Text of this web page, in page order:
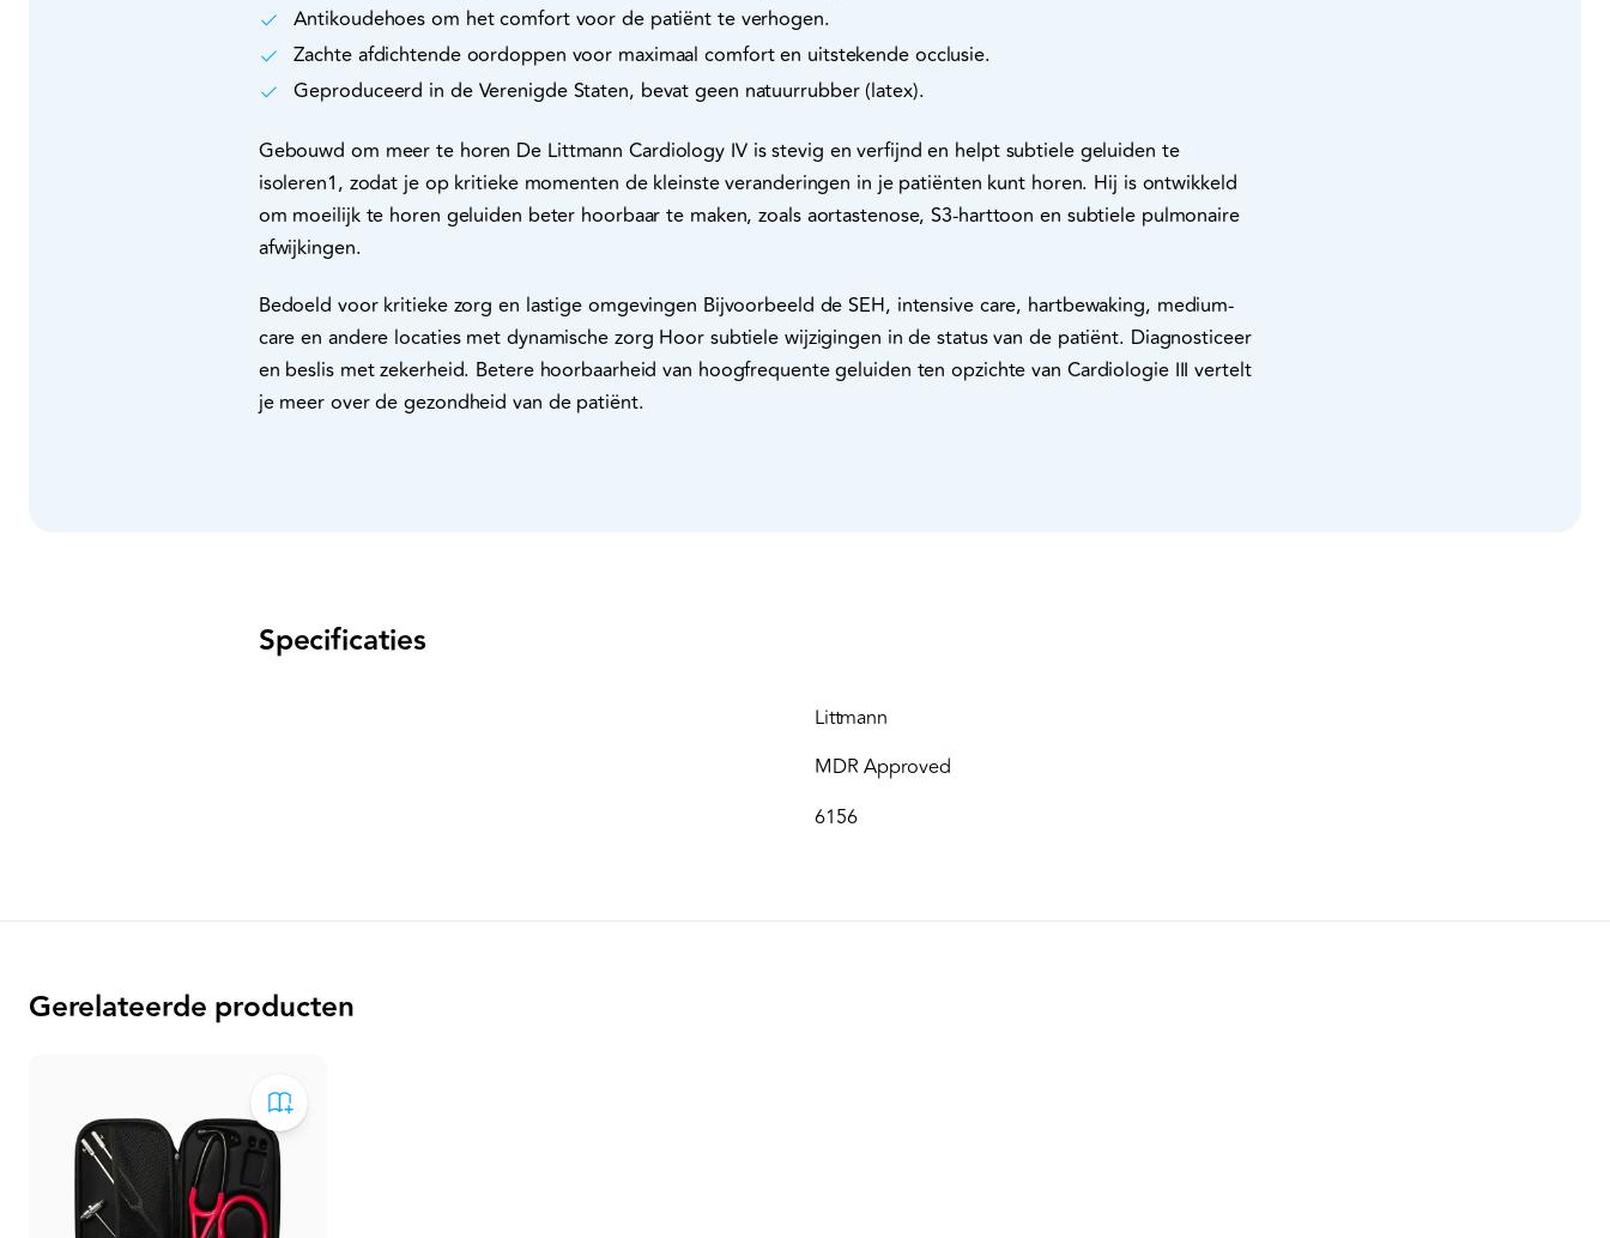
Antikoudehoes om het comfort voor de patiënt te verhogen.
Zachte afdichtende oordoppen voor maximaal comfort en uitstekende occlusie.
Geproduceerd in de Verenigde Staten, bevat geen natuurrubber (latex).
Gebouwd om meer te horen De Littmann Cardiology IV is stevig en verfijnd en helpt subtiele geluiden te
isoleren1, zodat je op kritieke momenten de kleinste veranderingen in je patiënten kunt horen. Hij is ontwikkeld
om moeilijk te horen geluiden beter hoorbaar te maken, zoals aortastenose, S3-harttoon en subtiele pulmonaire
afwijkingen.
Bedoeld voor kritieke zorg en lastige omgevingen Bijvoorbeeld de SEH, intensive care, hartbewaking, medium-
care en andere locaties met dynamische zorg Hoor subtiele wijzigingen in de status van de patiënt. Diagnosticeer
en beslis met zekerheid. Betere hoorbaarheid van hoogfrequente geluiden ten opzichte van Cardiologie III vertelt
je meer over de gezondheid van de patiënt.
Specificaties
Littmann
MDR Approved
6156
Gerelateerde producten